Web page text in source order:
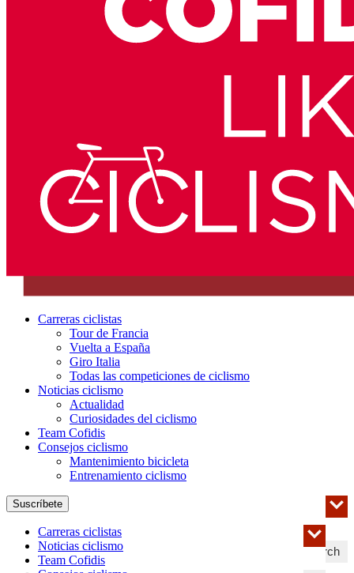
Carreras ciclistas
Tour de Francia
Vuelta a España
Giro Italia
Todas las competiciones de ciclismo
Noticias ciclismo
Actualidad
Curiosidades del ciclismo
Team Cofidis
Consejos ciclismo
Mantenimiento bicicleta
Entrenamiento ciclismo
Search
Suscríbete
Carreras ciclistas
Noticias ciclismo
Team Cofidis